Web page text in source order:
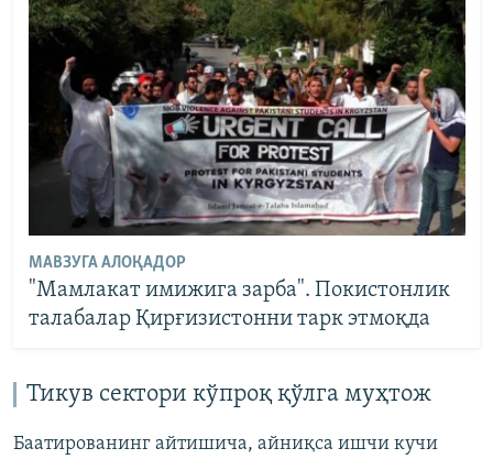
МАВЗУГА АЛОҚАДОР
"Мамлакат имижига зарба". Покистонлик
талабалар Қирғизистонни тарк этмоқда
Тикув сектори кўпроқ қўлга муҳтож
Баатированинг айтишича, айниқса ишчи кучи